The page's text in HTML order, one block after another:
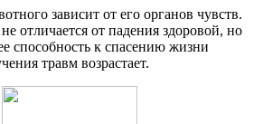
зависит от его органов чувств.
отличается от падения здоровой, но
ее способность к спасению жизни
травм возрастает.